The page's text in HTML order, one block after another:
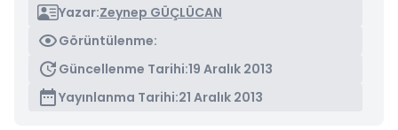
Yazar:Zeynep GÜÇLÜCAN
Görüntülenme:
Güncellenme Tarihi:19 Aralık 2013
Yayınlanma Tarihi:21 Aralık 2013